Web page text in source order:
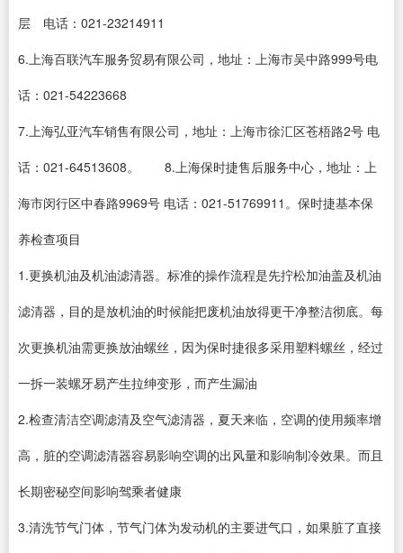
层 电话：021-23214911
6.上海百联汽车服务贸易有限公司，地址：上海市吴中路999号电
话：021-54223668
7.上海弘亚汽车销售有限公司，地址：上海市徐汇区苍梧路2号 电
话：021-64513608。 8.上海保时捷售后服务中心，地址：上
海市闵行区中春路9969号 电话：021-51769911。保时捷基本保
养检查项目
1.更换机油及机油滤清器。标准的操作流程是先拧松加油盖及机油
滤清器，目的是放机油的时候能把废机油放得更干净整洁彻底。每
次更换机油需更换放油螺丝，因为保时捷很多采用塑料螺丝，经过
一拆一装螺牙易产生拉绅变形，而产生漏油
2.检查清洁空调滤清及空气滤清器，夏天来临，空调的使用频率增
高，脏的空调滤清器容易影响空调的出风量和影响制冷效果。而且
长期密秘空间影响驾乘者健康
3.清洗节气门体，节气门体为发动机的主要进气口，如果脏了直接